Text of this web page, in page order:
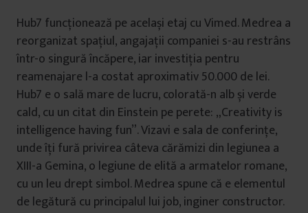
Hub7 funcționează pe același etaj cu Vimed. Medrea a
reorganizat spațiul, angajații companiei s-au restrâns
într-o singură încăpere, iar investiția pentru
reamenajare l-a costat aproximativ 50.000 de lei.
Hub7 e o sală mare de lucru, colorată-n alb și verde
cald, cu un citat din Einstein pe perete: „Creativity is
intelligence having fun”. Vizavi e sala de conferințe,
unde îți fură privirea câteva cărămizi din legiunea a
XIII-a Gemina, o legiune de elită a armatelor romane,
cu un leu drept simbol. Medrea spune că e elementul
de legătură cu principalul lui job, inginer constructor.